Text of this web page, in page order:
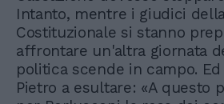
Intanto, mentre i giudici
Costituzionale si stanno
affrontare un'altra giornata
politica scende in campo.
Pietro a esultare: «A questo